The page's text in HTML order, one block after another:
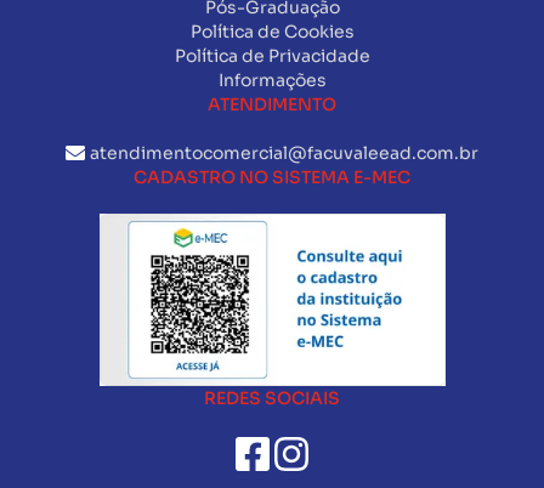
Pós-Graduação
Política de Cookies
Política de Privacidade
Informações
ATENDIMENTO
atendimentocomercial@facuvaleead.com.br
CADASTRO NO SISTEMA E-MEC
REDES SOCIAIS